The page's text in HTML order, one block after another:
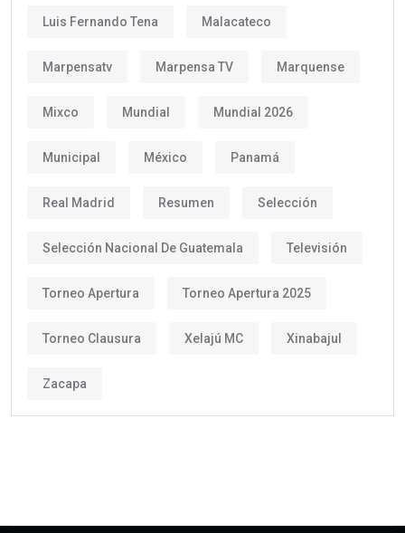
Luis Fernando Tena Malacateco
Marpensatv Marpensa TV Marquense
Mixco Mundial Mundial 2026
Municipal México Panamá
Real Madrid Resumen Selección
Selección Nacional De Guatemala Televisión
Torneo Apertura Torneo Apertura 2025
Torneo Clausura Xelajú MC Xinabajul
Zacapa